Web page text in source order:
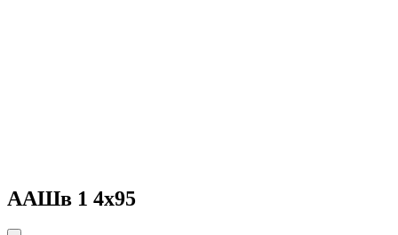
ААШв 1 4х95